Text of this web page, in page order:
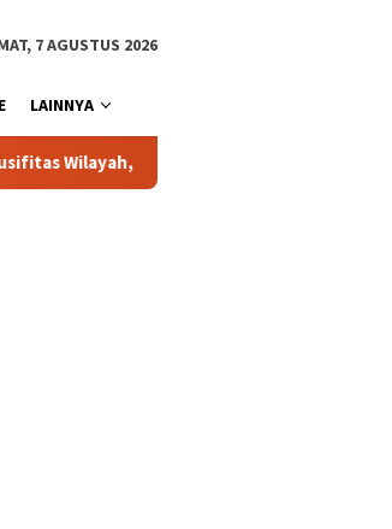
7 AGUSTUS 2026
LAINNYA
Toraja Utara Gencarkan Patroli Dialogis